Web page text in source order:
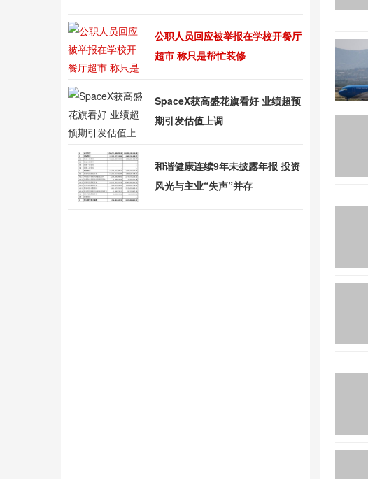
公职人员回应被举报在学校开餐厅
超市 称只是帮忙装修
SpaceX获高盛花旗看好 业绩超预
期引发估值上调
和谐健康连续9年未披露年报 投资
风光与主业“失声”并存